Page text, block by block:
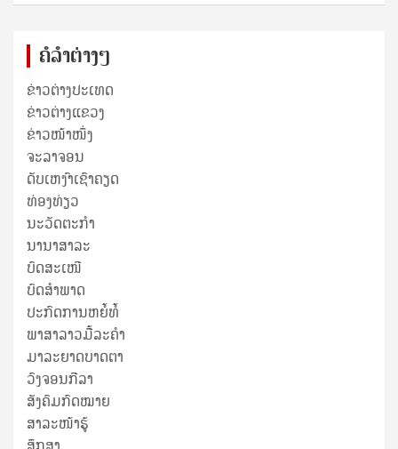
ຄໍລຳຕ່າງໆ
ຂ່າວຕ່າງປະເທດ
ຂ່າວ​ຕ່າງ​ແຂວງ
ຂ່າວໜ້າໜຶ່ງ
ຈະລາຈອນ
ດັບເຫງົາເຊົາຄຽດ
ທ່ອງທ່ຽວ
ນະວັດຕະກໍາ
ນານາສາລະ
ບົດສະເໜີ
ບົດສໍາພາດ
ປະກົດການຫຍໍ້ທໍ້
ພາສາລາວມື້ລະຄຳ
ມາລະຍາດບາດຕາ
ວົງຈອນກີລາ
ສັງຄົມກົດໝາຍ
ສາລະໜ້າຮູ້